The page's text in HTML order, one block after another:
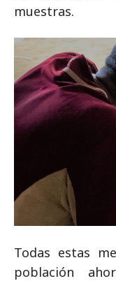
muestras.
Todas estas
población